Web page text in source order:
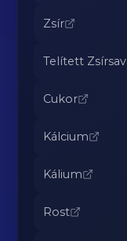
Zsír
Telített Zsírsav
Cukor
Kálcium
Kálium
Rost